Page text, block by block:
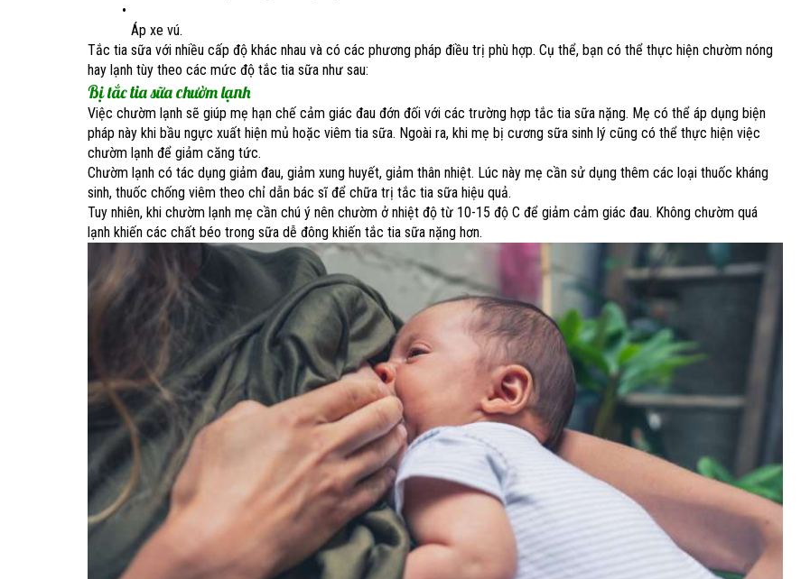
Áp xe vú.
Tắc tia sữa với nhiều cấp độ khác nhau và có các phương pháp điều trị phù hợp. Cụ thể, bạn có thể thực hiện chườm nóng
hay lạnh tùy theo các mức độ tắc tia sữa như sau:
Bị tắc tia sữa chườm lạnh
Việc chườm lạnh sẽ giúp mẹ hạn chế cảm giác đau đớn đối với các trường hợp tắc tia sữa nặng. Mẹ có thể áp dụng biện
pháp này khi bầu ngực xuất hiện mủ hoặc viêm tia sữa. Ngoài ra, khi mẹ bị cương sữa sinh lý cũng có thể thực hiện việc
chườm lạnh để giảm căng tức.
Chườm lạnh có tác dụng giảm đau, giảm xung huyết, giảm thân nhiệt. Lúc này mẹ cần sử dụng thêm các loại thuốc kháng
sinh, thuốc chống viêm theo chỉ dẫn bác sĩ để chữa trị tắc tia sữa hiệu quả.
Tuy nhiên, khi chườm lạnh mẹ cần chú ý nên chườm ở nhiệt độ từ 10-15 độ C để giảm cảm giác đau. Không chườm quá
lạnh khiến các chất béo trong sữa dễ đông khiến tắc tia sữa nặng hơn.